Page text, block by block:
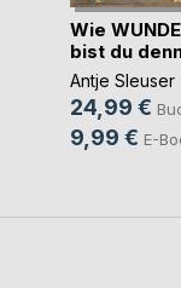
Wie
bist du
Antje Sleuser
24,99 €
9,99 € E-